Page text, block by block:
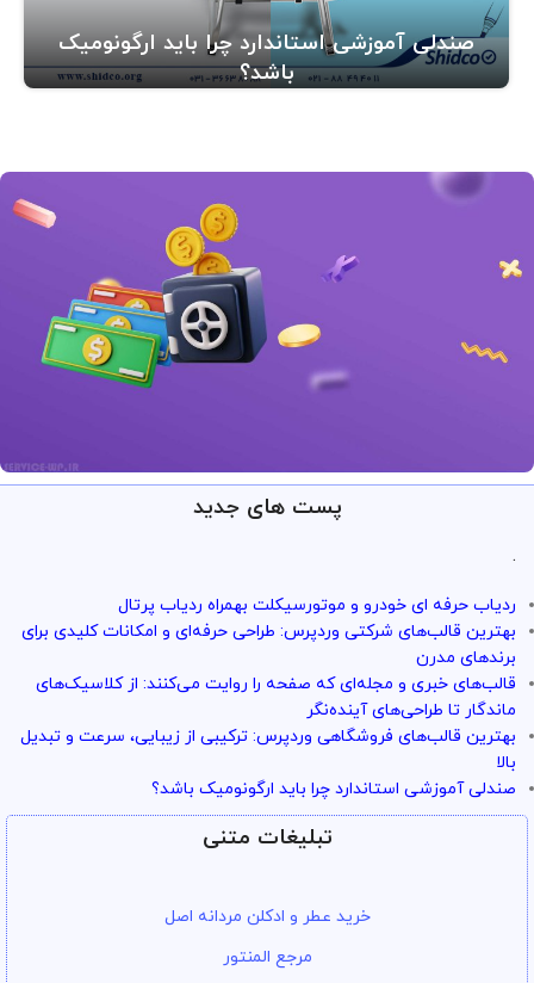
صندلی آموزشی استاندارد چرا باید ارگونومیک
باشد؟
با خیال راحت میتونی از خدمات و سرویس ها استفاده کنی
پست های جدید
.
ردیاب حرفه ای خودرو و موتورسیکلت بهمراه ردیاب پرتال
بهترین قالب‌های شرکتی وردپرس: طراحی حرفه‌ای و امکانات کلیدی برای
برندهای مدرن
قالب‌های خبری و مجله‌ای که صفحه را روایت می‌کنند: از کلاسیک‌های
ماندگار تا طراحی‌های آینده‌نگر
بهترین قالب‌های فروشگاهی وردپرس: ترکیبی از زیبایی، سرعت و تبدیل
بالا
صندلی آموزشی استاندارد چرا باید ارگونومیک باشد؟
تبلیغات متنی
خرید عطر و ادکلن مردانه اصل
مرجع المنتور